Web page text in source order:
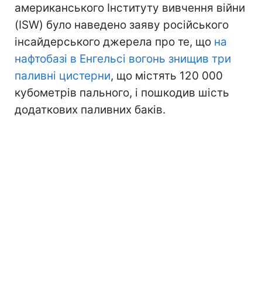
американського Інституту вивчення війни
(ISW) було наведено заяву російського
інсайдерського джерела про те, що на
нафтобазі в Енгельсі вогонь знищив три
паливні цистерни, що містять 120 000
кубометрів пального, і пошкодив шість
додаткових паливних баків.